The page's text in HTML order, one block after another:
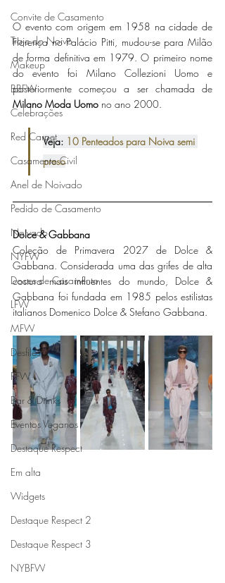
Convite de Casamento
Traje do Noivo
Makeup
BBFW
Celebrações
Red Carpet
Casamento Civil
Anel de Noivado
Pedido de Casamento
Noivado
NYFW
Doces de Casamento
LFW
MFW
Desfiles
PFW
Bar & Drinks
Eventos Veganos
Destaque Respect
Em alta
Widgets
Destaque Respect 2
Destaque Respect 3
NYBFW
O evento com origem em 1958 na cidade de
Florença no Palácio Pitti, mudou-se para Milão
de forma definitiva em 1979. O primeiro nome
do evento foi Milano Collezioni Uomo e
Milano Moda Uomo no ano 2000.
Veja: 10 Penteados para Noiva semi
preso
Dolce & Gabbana
Coleção de Primavera 2027 de Dolce &
Gabbana. Considerada uma das grifes de alta
costura mais influentes do mundo, Dolce &
Gabbana foi fundada em 1985 pelos estilistas
italianos Domenico Dolce & Stefano Gabbana.